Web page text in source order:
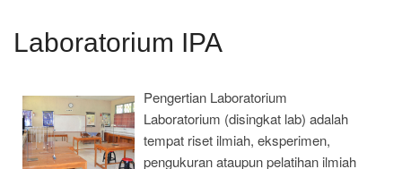
Laboratorium IPA
Pengertian Laboratorium
Laboratorium (disingkat lab) adalah
tempat riset ilmiah, eksperimen,
pengukuran ataupun pelatihan ilmiah